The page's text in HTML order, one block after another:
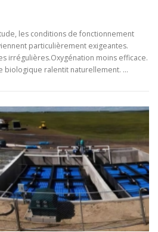
les conditions de fonctionnement
particulièrement exigeantes.
irrégulières.Oxygénation moins efficace.
biologique ralentit naturellement. …